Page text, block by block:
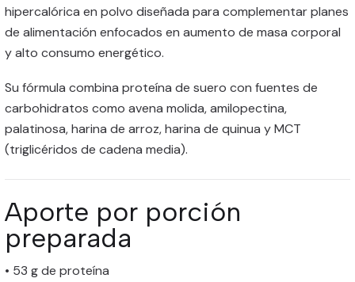
hipercalórica en polvo diseñada para complementar planes
de alimentación enfocados en aumento de masa corporal
y alto consumo energético.
Su fórmula combina proteína de suero con fuentes de
carbohidratos como avena molida, amilopectina,
palatinosa, harina de arroz, harina de quinua y MCT
(triglicéridos de cadena media).
Aporte por porción
preparada
• 53 g de proteína